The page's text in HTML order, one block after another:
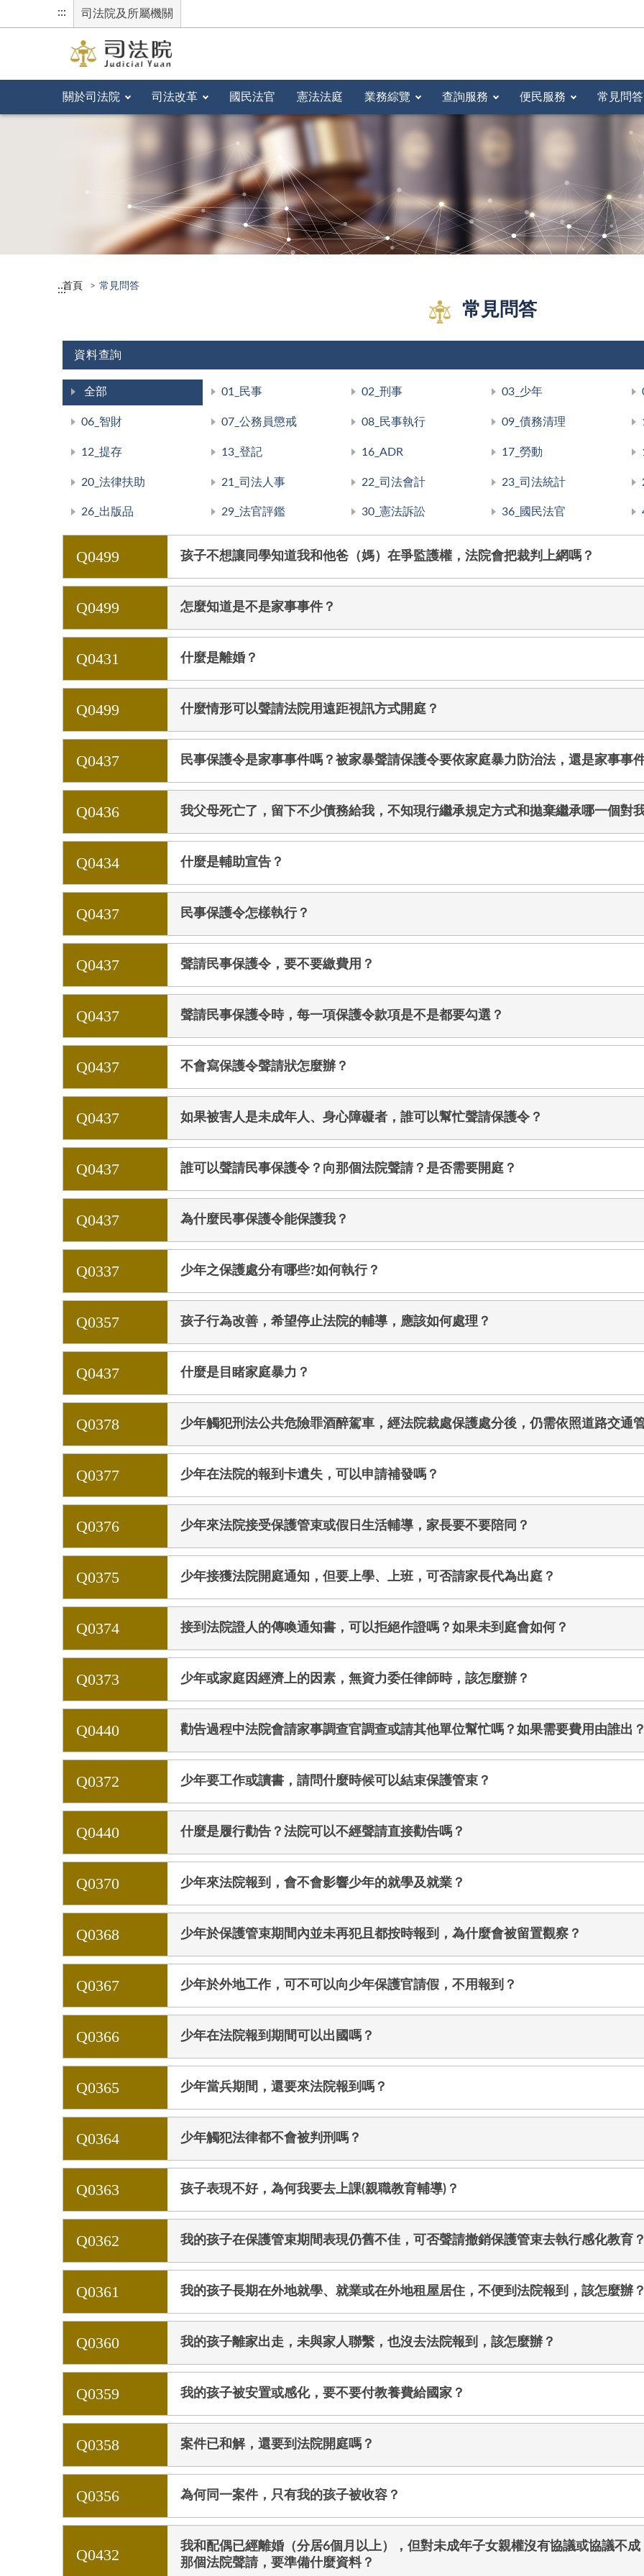
::: 司法院及所屬機關
關於司法院 司法改革 國民法官 憲法法庭 業務綜覽 查詢服務 便民服務 常見問答
:::首頁 常見問答
常見問答
資料查詢
全部 01_民事 02_刑事 03_少年
06_智財 07_公務員懲戒 08_民事執行 09_債務清理
12_提存 13_登記 16_ADR 17_勞動
20_法律扶助 21_司法人事 22_司法會計 23_司法統計
26_出版品 29_法官評鑑 30_憲法訴訟 36_國民法官
Q0499 孩子不想讓同學知道我和他爸（媽）在爭監護權，法院會把裁判上網嗎？
Q0499 怎麼知道是不是家事事件？
Q0431 什麼是離婚？
Q0499 什麼情形可以聲請法院用遠距視訊方式開庭？
Q0437 民事保護令是家事事件嗎？被家暴聲請保護令要依家庭暴力防治法，還是家事事
Q0436 我父母死亡了，留下不少債務給我，不知現行繼承規定方式和拋棄繼承哪一個對
Q0434 什麼是輔助宣告？
Q0437 民事保護令怎樣執行？
Q0437 聲請民事保護令，要不要繳費用？
Q0437 聲請民事保護令時，每一項保護令款項是不是都要勾選？
Q0437 不會寫保護令聲請狀怎麼辦？
Q0437 如果被害人是未成年人、身心障礙者，誰可以幫忙聲請保護令？
Q0437 誰可以聲請民事保護令？向那個法院聲請？是否需要開庭？
Q0437 為什麼民事保護令能保護我？
Q0337 少年之保護處分有哪些?如何執行？
Q0357 孩子行為改善，希望停止法院的輔導，應該如何處理？
Q0437 什麼是目睹家庭暴力？
Q0378 少年觸犯刑法公共危險罪酒醉駕車，經法院裁處保護處分後，仍需依照道路交通
Q0377 少年在法院的報到卡遺失，可以申請補發嗎？
Q0376 少年來法院接受保護管束或假日生活輔導，家長要不要陪同？
Q0375 少年接獲法院開庭通知，但要上學、上班，可否請家長代為出庭？
Q0374 接到法院證人的傳喚通知書，可以拒絕作證嗎？如果未到庭會如何？
Q0373 少年或家庭因經濟上的因素，無資力委任律師時，該怎麼辦？
Q0440 勸告過程中法院會請家事調查官調查或請其他單位幫忙嗎？如果需要費用由誰出
Q0372 少年要工作或讀書，請問什麼時候可以結束保護管束？
Q0440 什麼是履行勸告？法院可以不經聲請直接勸告嗎？
Q0370 少年來法院報到，會不會影響少年的就學及就業？
Q0368 少年於保護管束期間內並未再犯且都按時報到，為什麼會被留置觀察？
Q0367 少年於外地工作，可不可以向少年保護官請假，不用報到？
Q0366 少年在法院報到期間可以出國嗎？
Q0365 少年當兵期間，還要來法院報到嗎？
Q0364 少年觸犯法律都不會被判刑嗎？
Q0363 孩子表現不好，為何我要去上課(親職教育輔導)？
Q0362 我的孩子在保護管束期間表現仍舊不佳，可否聲請撤銷保護管束去執行感化教育
Q0361 我的孩子長期在外地就學、就業或在外地租屋居住，不便到法院報到，該怎麼辦
Q0360 我的孩子離家出走，未與家人聯繫，也沒去法院報到，該怎麼辦？
Q0359 我的孩子被安置或感化，要不要付教養費給國家？
Q0358 案件已和解，還要到法院開庭嗎？
Q0356 為何同一案件，只有我的孩子被收容？
Q0432
我和配偶已經離婚（分居6個月以上），但對未成年子女親權沒有協議或協議不
那個法院聲請，要準備什麼資料？